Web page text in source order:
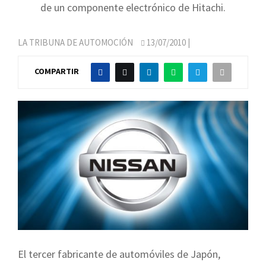
de un componente electrónico de Hitachi.
LA TRIBUNA DE AUTOMOCIÓN 13/07/2010 |
COMPARTIR
El tercer fabricante de automóviles de Japón,